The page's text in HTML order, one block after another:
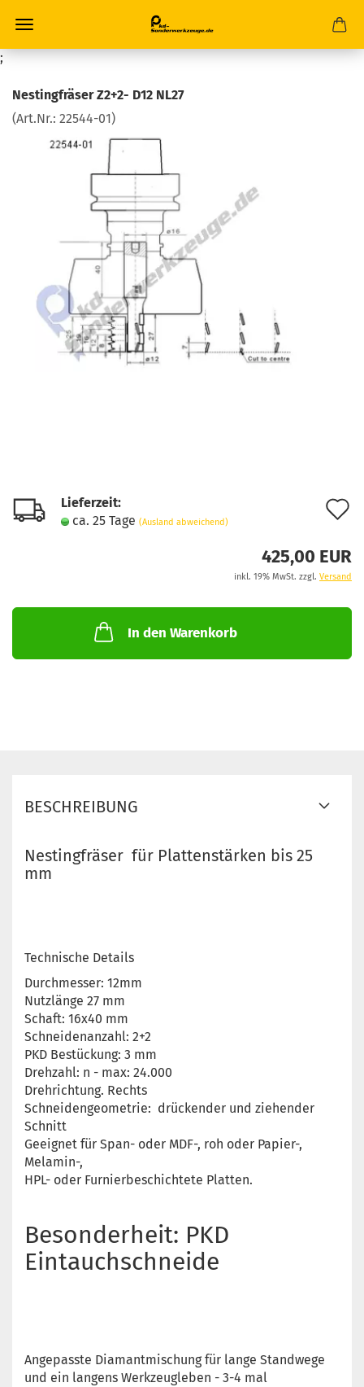
;
Nestingfräser Z2+2- D12 NL27
(Art.Nr.: 22544-01)
Lieferzeit:
ca. 25 Tage (Ausland abweichend)
425,00 EUR
inkl. 19% MwSt. zzgl. Versand
In den Warenkorb
BESCHREIBUNG
Nestingfräser für Plattenstärken bis 25
mm
Technische Details
Durchmesser: 12mm
Nutzlänge 27 mm
Schaft: 16x40 mm
Schneidenanzahl: 2+2
PKD Bestückung: 3 mm
Drehzahl: n - max: 24.000
Drehrichtung. Rechts
Schneidengeometrie: drückender und ziehender
Schnitt
Geeignet für Span- oder MDF-, roh oder Papier-,
Melamin-,
HPL- oder Furnierbeschichtete Platten.
Besonderheit: PKD
Eintauchschneide
Angepasste Diamantmischung für lange Standwege
und ein langens Werkzeugleben - 3-4 mal